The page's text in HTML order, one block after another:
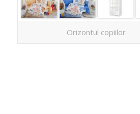
Orizontul copiilor